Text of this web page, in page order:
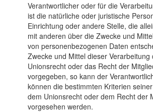
Verantwortlicher oder für die
ist die natürliche oder juristische
Einrichtung oder andere Stelle, die
mit anderen über die Zwecke und
von personenbezogenen Daten
Zwecke und Mittel dieser Verarbeitung
Unionsrecht oder das Recht der
vorgegeben, so kann der
können die bestimmten Kriterien
dem Unionsrecht oder dem Recht der
vorgesehen werden.